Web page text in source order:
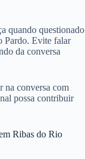
quando questionado
Pardo. Evite falar
da conversa
na conversa com
possa contribuir
Ribas do Rio